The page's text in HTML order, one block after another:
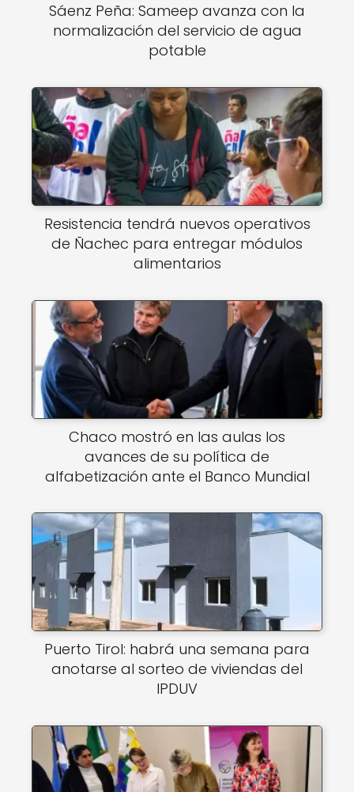
Sáenz Peña: Sameep avanza con la
normalización del servicio de agua
potable
Resistencia tendrá nuevos operativos
de Ñachec para entregar módulos
alimentarios
Chaco mostró en las aulas los
avances de su política de
alfabetización ante el Banco Mundial
Puerto Tirol: habrá una semana para
anotarse al sorteo de viviendas del
IPDUV